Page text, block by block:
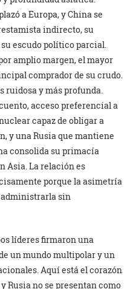
a Europa, y China se
indirecto, su
escudo político parcial.
amplio margen, el mayor
comprador de su crudo.
ruidosa y más profunda.
acceso preferencial a
capaz de obligar a
y una Rusia que mantiene
consolida su primacía
Asia. La relación es
porque la asimetría
administrarla sin
líderes firmaron una
un mundo multipolar y un
Aquí está el corazón
Rusia no se presentan como